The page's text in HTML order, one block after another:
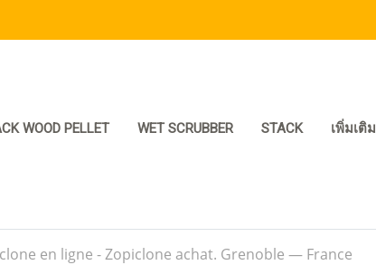
WOOD PELLET WET SCRUBBER STACK เพิ่มเติม
en ligne - Zopiclone achat. Grenoble — France